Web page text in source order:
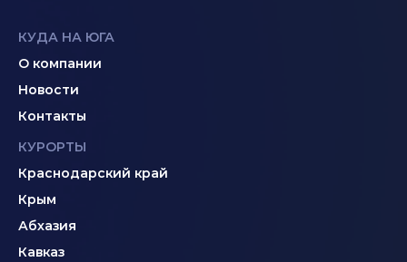
КУДА НА ЮГА
О компании
Новости
Контакты
КУРОРТЫ
Краснодарский край
Крым
Абхазия
Кавказ